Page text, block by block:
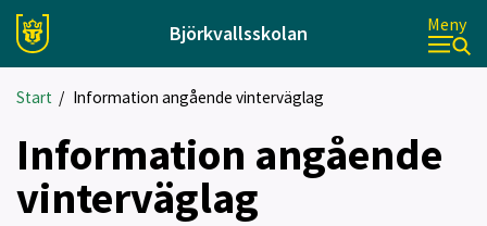
Björkvallsskolan Meny
Start / Information angående vinterväglag
Information angående
vinterväglag